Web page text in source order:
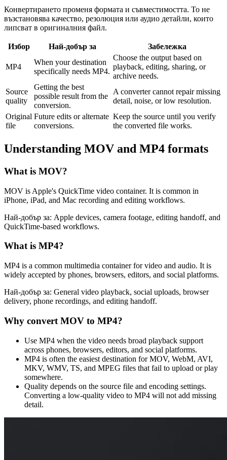
Конвертирането променя формата и съвместимостта. То не
възстановява качество, резолюция или аудио детайли, които
липсват в оригиналния файл.
Избор Най-добър за Забележка
MP4
When your destination
specifically needs MP4.
Choose the output based on
playback, editing, sharing, or
archive needs.
Source
quality
Getting the best
possible result from the
conversion.
A converter cannot repair missing
detail, noise, or low resolution.
Original
file
Future edits or alternate
conversions.
Keep the source until you verify
the converted file works.
Understanding MOV and MP4 formats
What is MOV?
MOV is Apple's QuickTime video container. It is common in
iPhone, iPad, and Mac recording and editing workflows.
Най-добър за: Apple devices, camera footage, editing handoff, and
QuickTime-based workflows.
What is MP4?
MP4 is a common multimedia container for video and audio. It is
widely accepted by phones, browsers, editors, and social platforms.
Най-добър за: General video playback, social uploads, browser
delivery, phone recordings, and editing handoff.
Why convert MOV to MP4?
Use MP4 when the video needs broad playback support
across phones, browsers, editors, and social platforms.
MP4 is often the easiest destination for MOV, WebM, AVI,
MKV, WMV, TS, and MPEG files that fail to upload or play
somewhere.
Quality depends on the source file and encoding settings.
Converting a low-quality video to MP4 will not add missing
detail.